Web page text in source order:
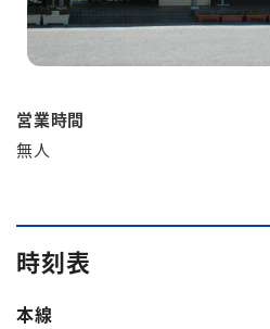
営業時間
無人
時刻表
本線